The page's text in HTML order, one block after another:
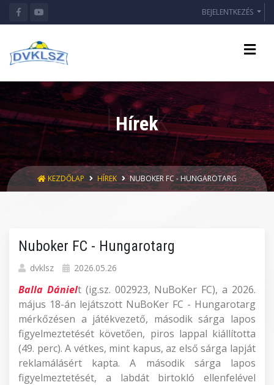
BEJELENTKEZÉS
Hírek
KEZDŐLAP HÍREK NUBOKER FC - HUNGAROTARG
Nuboker FC - Hungarotarg
dvklsz 2026.05.26
Balla Dánielt (ig.sz. 002923, NuBoKer FC), a 2026.
május 18-án lejátszott NuBoKer FC - Hungarotarg
mérkőzésen a játékvezető, második sárga lapos
figyelmeztetését követően, piros lappal kiállította
(49. perc). A vétkes, mint kapus, az első sárga lapját
reklamálásért kapta. A második sárga lapos
figyelmeztetését, a labdát birtokló ellenfelével